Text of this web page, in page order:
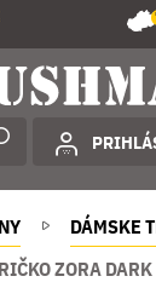
DÁMSKE
ZORA DARK